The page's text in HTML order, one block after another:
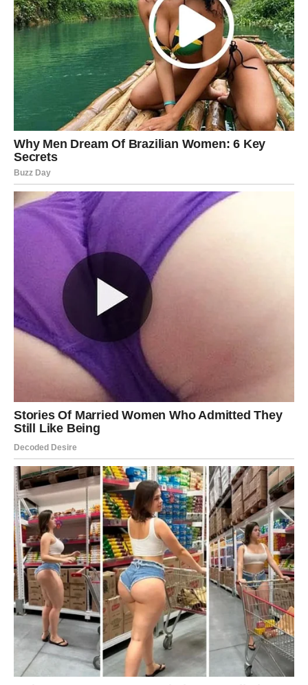
kao „poznata duša“.
Ključ dana:Veruj srcu, ali gledaj dela. Ljubav se dokazuje
kroz doslednost.